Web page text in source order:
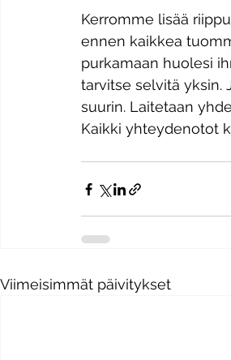
Kerromme lisää
ennen kaikkea
purkamaan huolesi
tarvitse selvitä yksin.
suurin. Laitetaan
​Kaikki yhteydenotot
Viimeisimmät päivitykset